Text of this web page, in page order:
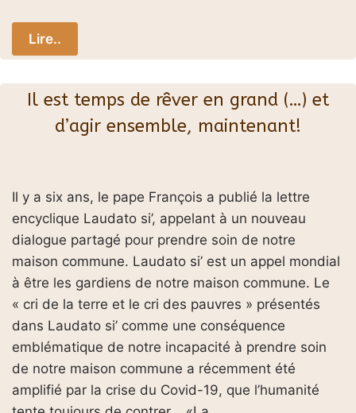
Lire..
Il est temps de rêver en grand (…) et
d’agir ensemble, maintenant!
Il y a six ans, le pape François a publié la lettre
encyclique Laudato si’, appelant à un nouveau
dialogue partagé pour prendre soin de notre
maison commune. Laudato si’ est un appel mondial
à être les gardiens de notre maison commune. Le
« cri de la terre et le cri des pauvres » présentés
dans Laudato si’ comme une conséquence
emblématique de notre incapacité à prendre soin
de notre maison commune a récemment été
amplifié par la crise du Covid-19, que l’humanité